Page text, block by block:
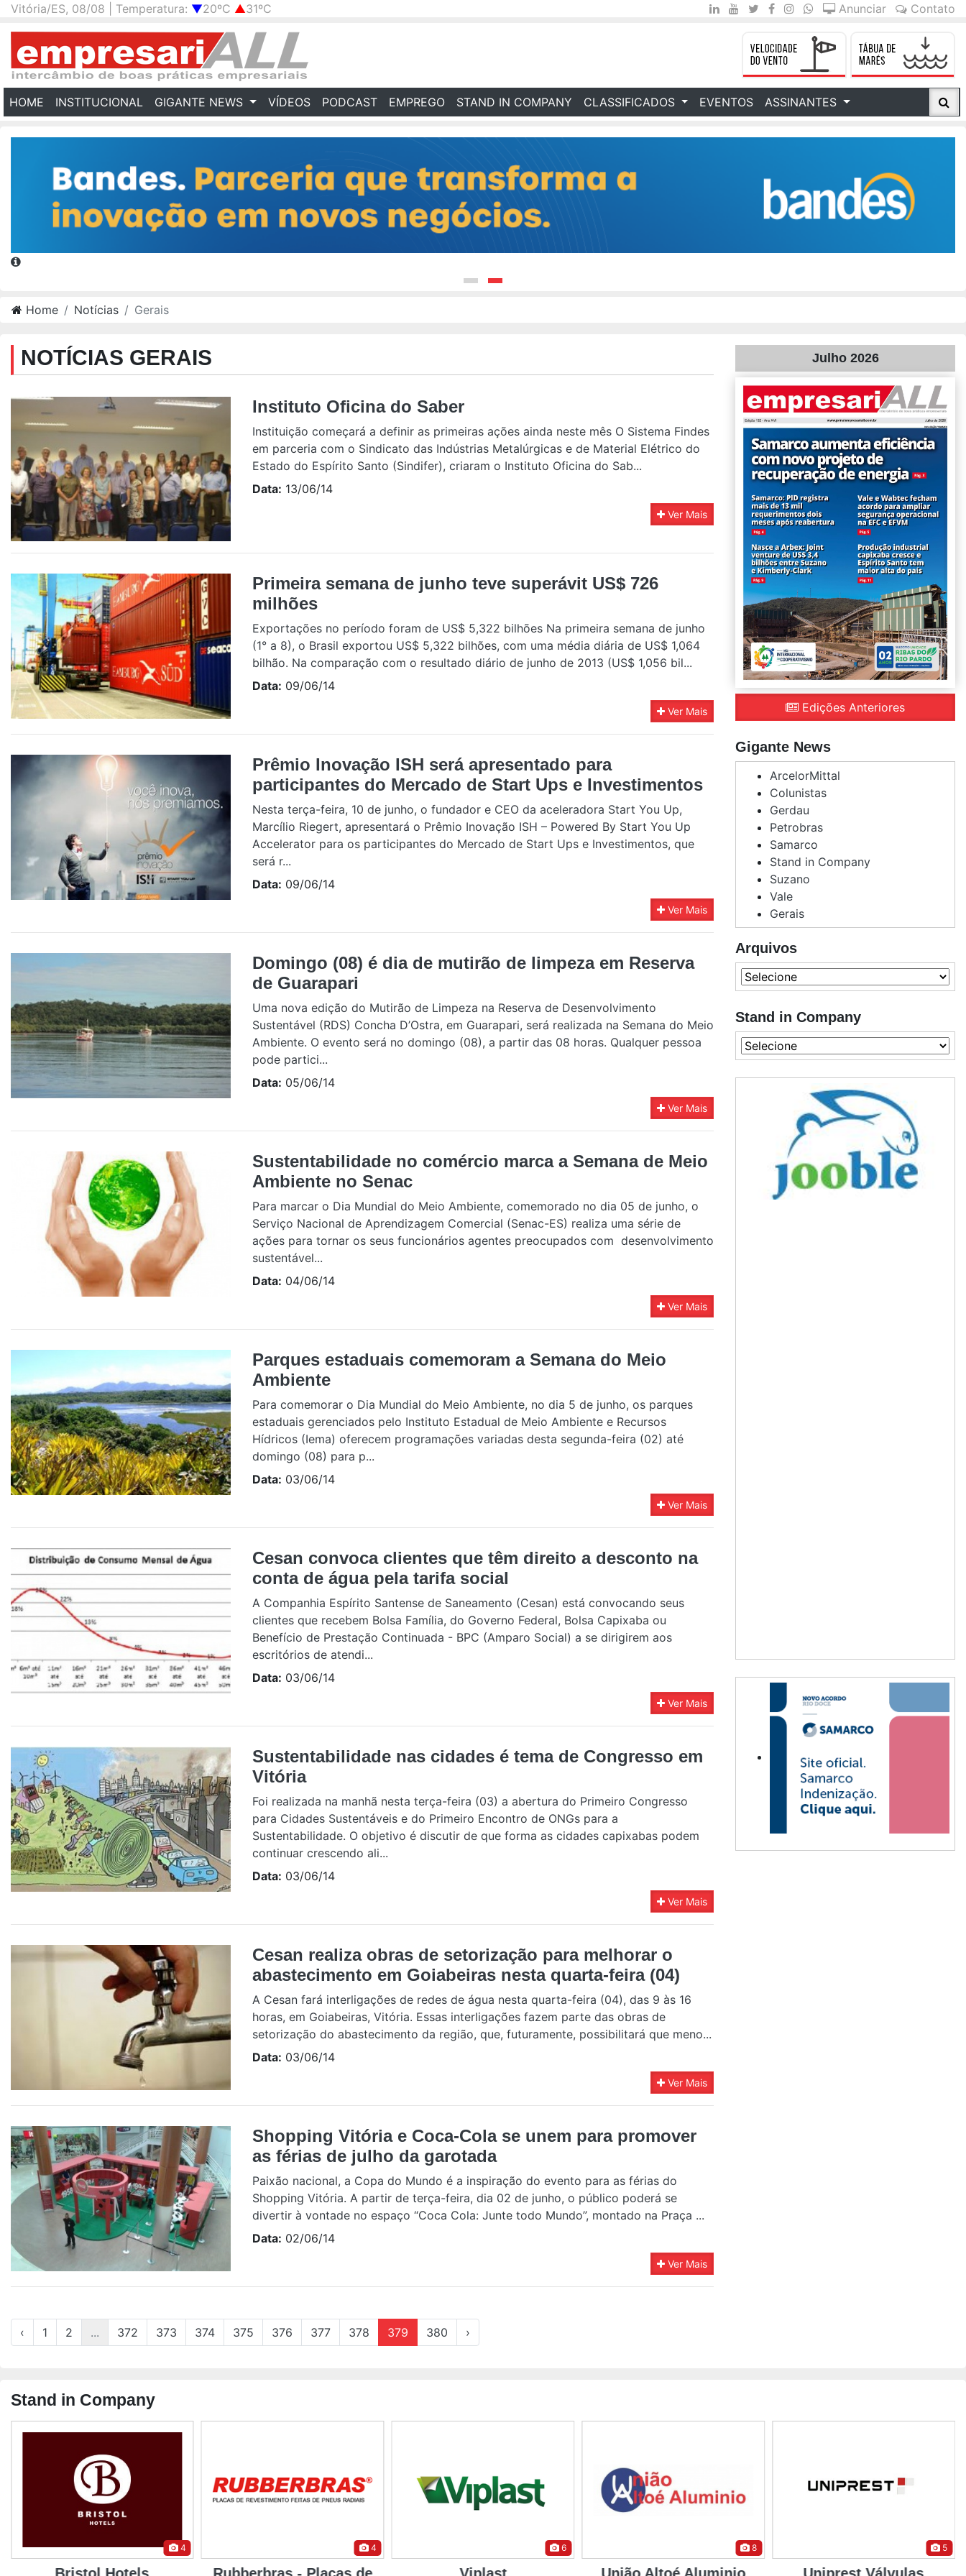
Vitória/ES, 08/08 | Temperatura: ▼20ºC ▲31ºC Anunciar Contato
HOME (CURRENT)
INSTITUCIONAL GIGANTE NEWS VÍDEOS PODCAST EMPREGO STAND IN COMPANY CLASSIFICADOS EVENTOS ASSINANTES
Home Notícias Gerais
NOTÍCIAS GERAIS
Instituto Oficina do Saber
Instituição começará a definir as primeiras ações ainda neste mês O Sistema Findes
em parceria com o Sindicato das Indústrias Metalúrgicas e de Material Elétrico do
Estado do Espírito Santo (Sindifer), criaram o Instituto Oficina do Sab...
Data: 13/06/14
Ver Mais
Primeira semana de junho teve superávit US$ 726
milhões
Exportações no período foram de US$ 5,322 bilhões Na primeira semana de junho
(1° a 8), o Brasil exportou US$ 5,322 bilhões, com uma média diária de US$ 1,064
bilhão. Na comparação com o resultado diário de junho de 2013 (US$ 1,056 bil...
Data: 09/06/14
Ver Mais
Prêmio Inovação ISH será apresentado para
participantes do Mercado de Start Ups e Investimentos
Nesta terça-feira, 10 de junho, o fundador e CEO da aceleradora Start You Up,
Marcílio Riegert, apresentará o Prêmio Inovação ISH – Powered By Start You Up
Accelerator para os participantes do Mercado de Start Ups e Investimentos, que
será r...
Data: 09/06/14
Ver Mais
Domingo (08) é dia de mutirão de limpeza em Reserva
de Guarapari
Uma nova edição do Mutirão de Limpeza na Reserva de Desenvolvimento
Sustentável (RDS) Concha D’Ostra, em Guarapari, será realizada na Semana do Meio
Ambiente. O evento será no domingo (08), a partir das 08 horas. Qualquer pessoa
pode partici...
Data: 05/06/14
Ver Mais
Sustentabilidade no comércio marca a Semana de Meio
Ambiente no Senac
Para marcar o Dia Mundial do Meio Ambiente, comemorado no dia 05 de junho, o
Serviço Nacional de Aprendizagem Comercial (Senac-ES) realiza uma série de
ações para tornar os seus funcionários agentes preocupados com desenvolvimento
sustentável...
Data: 04/06/14
Ver Mais
Parques estaduais comemoram a Semana do Meio
Ambiente
Para comemorar o Dia Mundial do Meio Ambiente, no dia 5 de junho, os parques
estaduais gerenciados pelo Instituto Estadual de Meio Ambiente e Recursos
Hídricos (Iema) oferecem programações variadas desta segunda-feira (02) até
domingo (08) para p...
Data: 03/06/14
Ver Mais
Cesan convoca clientes que têm direito a desconto na
conta de água pela tarifa social
A Companhia Espírito Santense de Saneamento (Cesan) está convocando seus
clientes que recebem Bolsa Família, do Governo Federal, Bolsa Capixaba ou
Benefício de Prestação Continuada - BPC (Amparo Social) a se dirigirem aos
escritórios de atendi...
Data: 03/06/14
Ver Mais
Sustentabilidade nas cidades é tema de Congresso em
Vitória
Foi realizada na manhã nesta terça-feira (03) a abertura do Primeiro Congresso
para Cidades Sustentáveis e do Primeiro Encontro de ONGs para a
Sustentabilidade. O objetivo é discutir de que forma as cidades capixabas podem
continuar crescendo ali...
Data: 03/06/14
Ver Mais
Cesan realiza obras de setorização para melhorar o
abastecimento em Goiabeiras nesta quarta-feira (04)
A Cesan fará interligações de redes de água nesta quarta-feira (04), das 9 às 16
horas, em Goiabeiras, Vitória. Essas interligações fazem parte das obras de
setorização do abastecimento da região, que, futuramente, possibilitará que meno...
Data: 03/06/14
Ver Mais
Shopping Vitória e Coca-Cola se unem para promover
as férias de julho da garotada
Paixão nacional, a Copa do Mundo é a inspiração do evento para as férias do
Shopping Vitória. A partir de terça-feira, dia 02 de junho, o público poderá se
divertir à vontade no espaço “Coca Cola: Junte todo Mundo”, montado na Praça ...
Data: 02/06/14
Ver Mais
‹ 1 2 ... 372 373 374 375 376 377 378 379 380 ›
Julho 2026
Edições Anteriores
Gigante News
ArcelorMittal
Colunistas
Gerdau
Petrobras
Samarco
Stand in Company
Suzano
Vale
Gerais
Arquivos
Stand in Company
Stand in Company
4
Bristol Hotels
4
Rubberbras - Placas de
6
Viplast
8
União Altoé Aluminio
5
Uniprest Válvulas